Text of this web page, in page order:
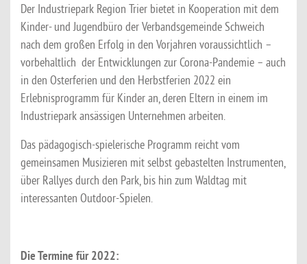
Der Industriepark Region Trier bietet in Kooperation mit dem
Kinder- und Jugendbüro der Verbandsgemeinde Schweich
nach dem großen Erfolg in den Vorjahren voraussichtlich –
vorbehaltlich der Entwicklungen zur Corona-Pandemie – auch
in den Osterferien und den Herbstferien 2022 ein
Erlebnisprogramm für Kinder an, deren Eltern in einem im
Industriepark ansässigen Unternehmen arbeiten.
Das pädagogisch-spielerische Programm reicht vom
gemeinsamen Musizieren mit selbst gebastelten Instrumenten,
über Rallyes durch den Park, bis hin zum Waldtag mit
interessanten Outdoor-Spielen.
Die Termine für 2022: